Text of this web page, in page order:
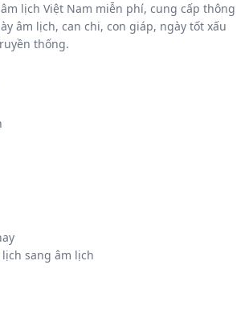
lịch Việt Nam miễn phí, cung cấp thông
âm lịch, can chi, con giáp, ngày tốt xấu
thống.
sang âm lịch